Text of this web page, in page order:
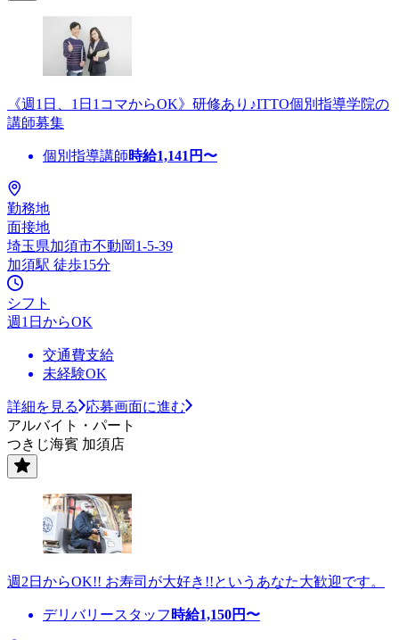
《週1日、1日1コマからOK》研修あり♪ITTO個別指導学院の
講師募集
個別指導講師時給1,141 円〜
勤務地
面接地
埼玉県加須市不動岡1-5-39
加須駅 徒歩15分
シフト
週1日からOK
交通費支給
未経験OK
詳細を見る
応募画面に進む
アルバイト・パート
つきじ海賓 加須店
週2日からOK!! お寿司が大好き!!というあなた大歓迎です。
デリバリースタッフ 時給1,150円〜